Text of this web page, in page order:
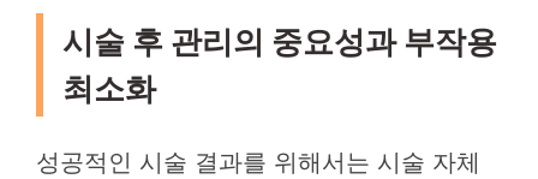
시술 후 관리의 중요성과 부작용
최소화
성공적인 시술 결과를 위해서는 시술 자체